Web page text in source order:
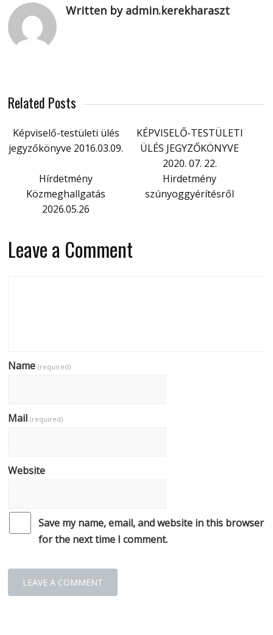
Written by admin.kerekharaszt
Related Posts
Képviselő-testületi ülés
jegyzőkönyve 2016.03.09.
KÉPVISELŐ-TESTÜLETI
ÜLÉS JEGYZŐKÖNYVE
2020. 07. 22.
Hírdetmény
Közmeghallgatás
2026.05.26
Hirdetmény
szúnyoggyérítésről
Leave a Comment
Name(required)
Mail(required)
Website
Save my name, email, and website in this browser
for the next time I comment.